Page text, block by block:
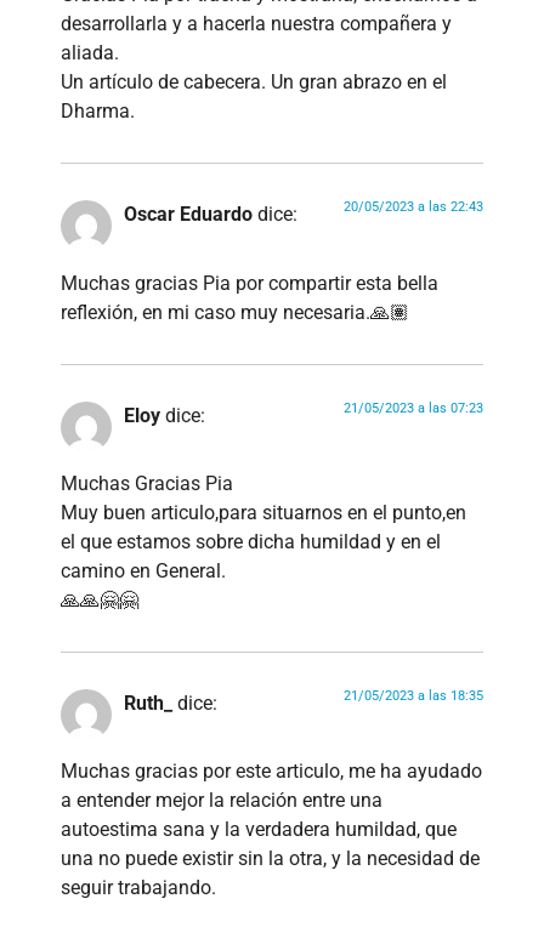
desarrollarla y a hacerla nuestra compañera y
aliada.
Un artículo de cabecera. Un gran abrazo en el
Dharma.
Oscar Eduardo dice: 20/05/2023 a las 22:43
Muchas gracias Pia por compartir esta bella
reflexión, en mi caso muy necesaria.🙏🏽
Eloy dice: 21/05/2023 a las 07:23
Muchas Gracias Pia
Muy buen articulo,para situarnos en el punto,en
el que estamos sobre dicha humildad y en el
camino en General.
🙏🙏🤗🤗
Ruth_ dice: 21/05/2023 a las 18:35
Muchas gracias por este articulo, me ha ayudado
a entender mejor la relación entre una
autoestima sana y la verdadera humildad, que
una no puede existir sin la otra, y la necesidad de
seguir trabajando.